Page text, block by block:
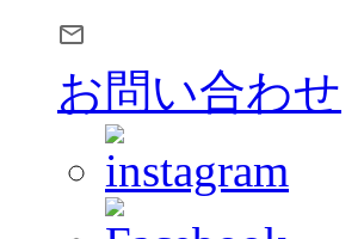
お問い合わせ